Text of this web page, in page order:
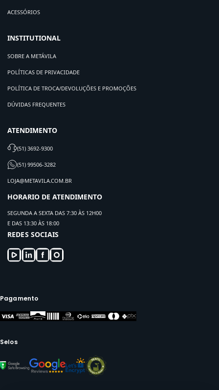
ACESSÓRIOS
INSTITUTIONAL
SOBRE A METÁVILA
POLÍTICAS DE PRIVACIDADE
POLÍTICA DE TROCA/DEVOLUÇÕES E PROMOÇÕES
DÚVIDAS FREQUENTES
ATENDIMENTO
(51) 3692-9300
(51) 99506-3282
LOJA@METAVILA.COM.BR
HORARIO DE ATENDIMENTO
SEGUNDA A SEXTA DAS 7:30 ÀS 12H00
E DAS 13:30 ÀS 18:00
REDES SOCIAIS
Pagamento
Selos